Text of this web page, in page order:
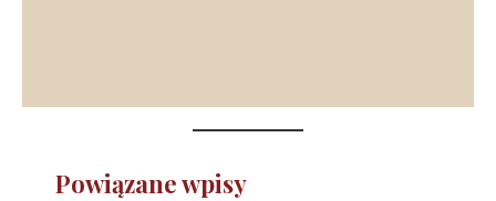
Powiązane wpisy